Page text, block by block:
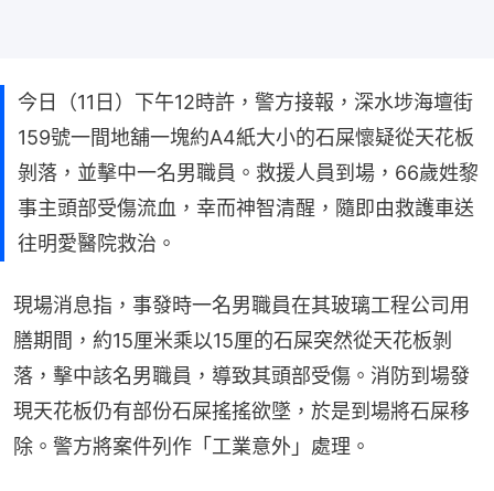
今日（11日）下午12時許，警方接報，深水埗海壇街
159號一間地舖一塊約A4紙大小的石屎懷疑從天花板
剝落，並擊中一名男職員。救援人員到場，66歲姓黎
事主頭部受傷流血，幸而神智清醒，隨即由救護車送
往明愛醫院救治。
現場消息指，事發時一名男職員在其玻璃工程公司用
膳期間，約15厘米乘以15厘的石屎突然從天花板剝
落，擊中該名男職員，導致其頭部受傷。消防到場發
現天花板仍有部份石屎搖搖欲墜，於是到場將石屎移
除。警方將案件列作「工業意外」處理。